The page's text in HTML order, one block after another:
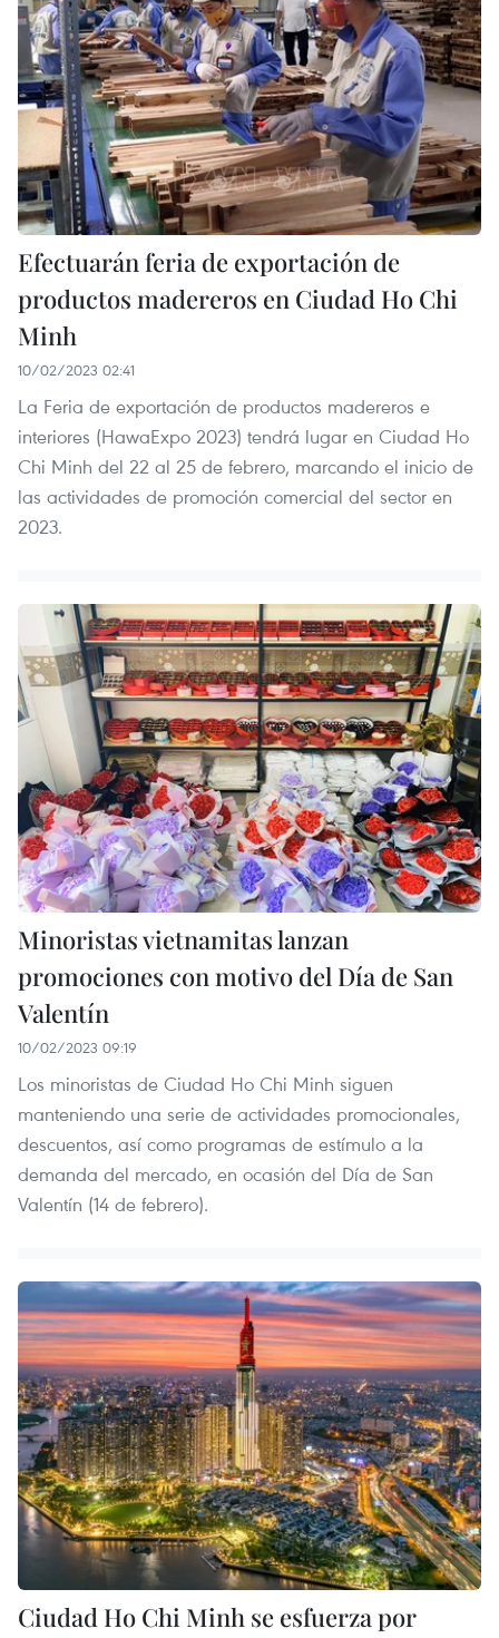
Efectuarán feria de exportación de
productos madereros en Ciudad Ho Chi
Minh
10/02/2023 02:41
La Feria de exportación de productos madereros e
interiores (HawaExpo 2023) tendrá lugar en Ciudad Ho
Chi Minh del 22 al 25 de febrero, marcando el inicio de
las actividades de promoción comercial del sector en
2023.
Minoristas vietnamitas lanzan
promociones con motivo del Día de San
Valentín
10/02/2023 09:19
Los minoristas de Ciudad Ho Chi Minh siguen
manteniendo una serie de actividades promocionales,
descuentos, así como programas de estímulo a la
demanda del mercado, en ocasión del Día de San
Valentín (14 de febrero).
Ciudad Ho Chi Minh se esfuerza por